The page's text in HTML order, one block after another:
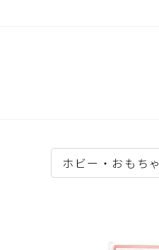
ホビー・おもちゃ